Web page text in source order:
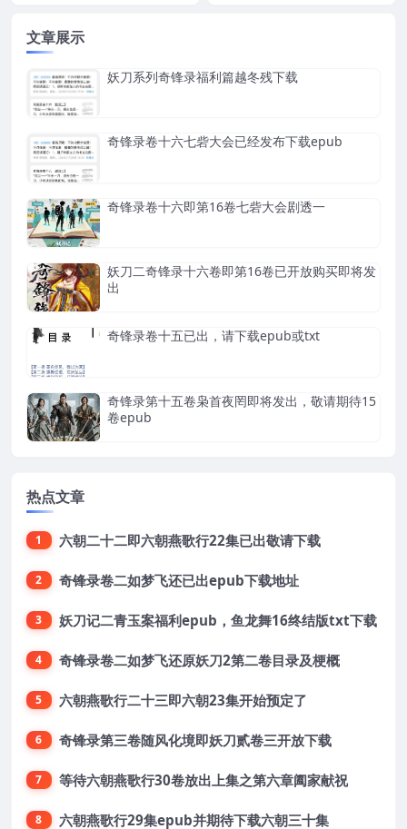
文章展示
妖刀系列奇锋录福利篇越冬残下载
奇锋录卷十六七砦大会已经发布下载epub
奇锋录卷十六即第16卷七砦大会剧透一
妖刀二奇锋录十六卷即第16卷已开放购买即将发
出
奇锋录卷十五已出，请下载epub或txt
奇锋录第十五卷枭首夜罔即将发出，敬请期待15
卷epub
热点文章
1 六朝二十二即六朝燕歌行22集已出敬请下载
2 奇锋录卷二如梦飞还已出epub下载地址
3 妖刀记二青玉案福利epub，鱼龙舞16终结版txt下载
4 奇锋录卷二如梦飞还原妖刀2第二卷目录及梗概
5 六朝燕歌行二十三即六朝23集开始预定了
6 奇锋录第三卷随风化境即妖刀贰卷三开放下载
7 等待六朝燕歌行30卷放出上集之第六章阖家献祝
8 六朝燕歌行29集epub并期待下载六朝三十集